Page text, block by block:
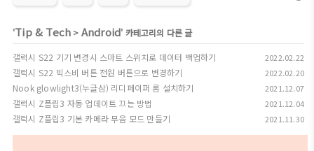
'Tip & Tech > Android' 카테고리의 다른 글
갤럭시 S22 기기 변경시 스마트 스위치로 데이터 백업하기 2022.02.22
갤럭시 S22 빅스비 버튼 전원 버튼으로 변경하기 2022.02.20
Nook glowlight3(누글삼) 리디페이퍼 롬 설치하기 2021.12.07
갤럭시 Z플립3 자동 업데이트 끄는 방법 2021.12.04
갤럭시 Z플립3 기본 카메라 무음 모드 만들기 2021.11.30